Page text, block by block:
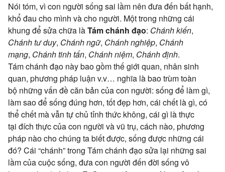
Nói tóm, vì con người sống sai lầm nên đưa đến bất hạnh,
khổ đau cho mình và cho người. Một trong những cái
khung đểsửa chữa làTámchánh đạo: Chánh kiến,
Chánh tư duy, Chánh ngữ, Chánh nghiệp, Chánh
mạng, Chánh tinh tấn, Chánh niệm, Chánh định.
Támchánh đạo nàybao gồmthế giới quan, nhân sinh
quan, phương pháp luận v.v… nghĩa là bao trùmtoàn
bộ những vấn đềcăn bản củacon người: sống để làm gì,
làm sao để sống đúng hơn, tốt đẹp hơn, cái chết là gì, có
thể chết mà vẫn tự chủ tỉnh thức không, cái gì làthực
tại đích thực củacon người vàvũ trụ, cách nào, phương
pháp nào chochúng tabiết được, sống được những cái
đó? Cái “chánh” trong Támchánh đạosửa lại những sai
lầmcủa cuộc sống, đưacon người đến đời sống vô